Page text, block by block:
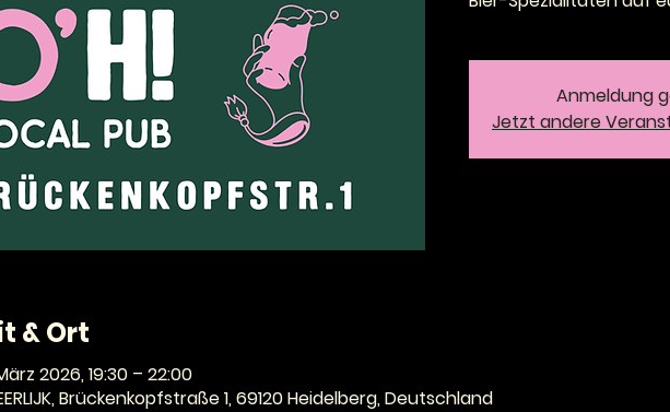
Anmeldung
Jetzt andere
& Ort
2026, 19:30 – 22:00
Brückenkopfstraße 1, 69120 Heidelberg, Deutschland